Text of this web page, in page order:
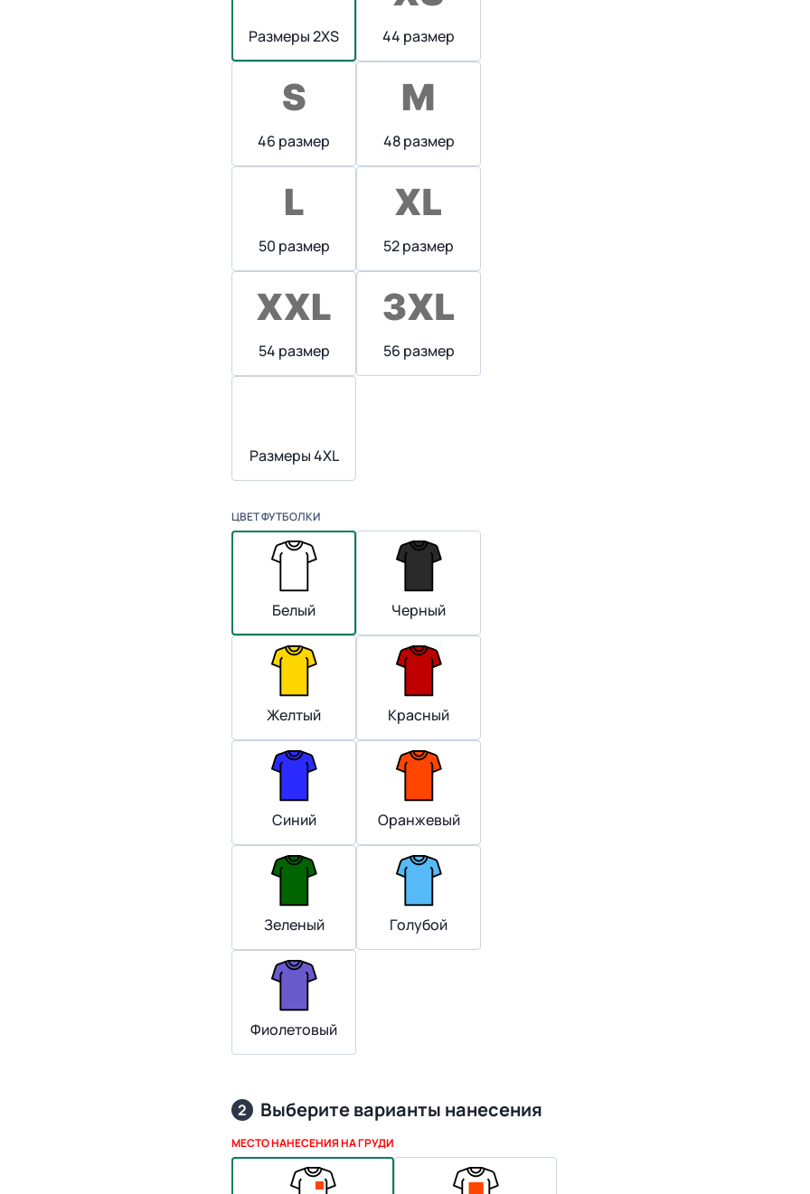
Размеры 2XS 44 размер
46 размер 48 размер
50 размер 52 размер
54 размер 56 размер
Размеры 4XL
ЦВЕТ ФУТБОЛКИ
Белый Черный
Желтый Красный
Синий Оранжевый
Зеленый Голубой
Фиолетовый
2 Выберите варианты нанесения
МЕСТО НАНЕСЕНИЯ НА ГРУДИ